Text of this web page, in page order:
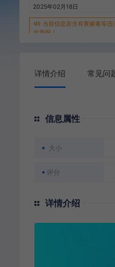
2025年02月18日
当前信息若含有黄赌毒等违
此举报！
详情介绍 常见问
信息属性
大小
评分
详情介绍